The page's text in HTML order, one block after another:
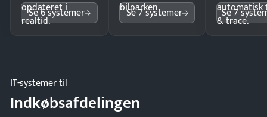
opdateret i
realtid.
Se 6 systemer
bilparken.
Se 7 systemer
automatisk
& trace.
Se 7
IT-systemer til
Indkøbsafdelingen